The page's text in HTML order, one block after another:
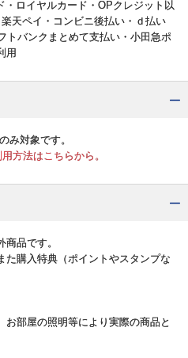
ロイヤルカード・OPクレジット以
天ペイ・コンビニ後払い・ｄ払い
トバンクまとめて支払い・小田急ポ
用
み対象です。
方法はこちらから。
品です。
た購入特典（ポイントやスタンプな
部屋の照明等により実際の商品と